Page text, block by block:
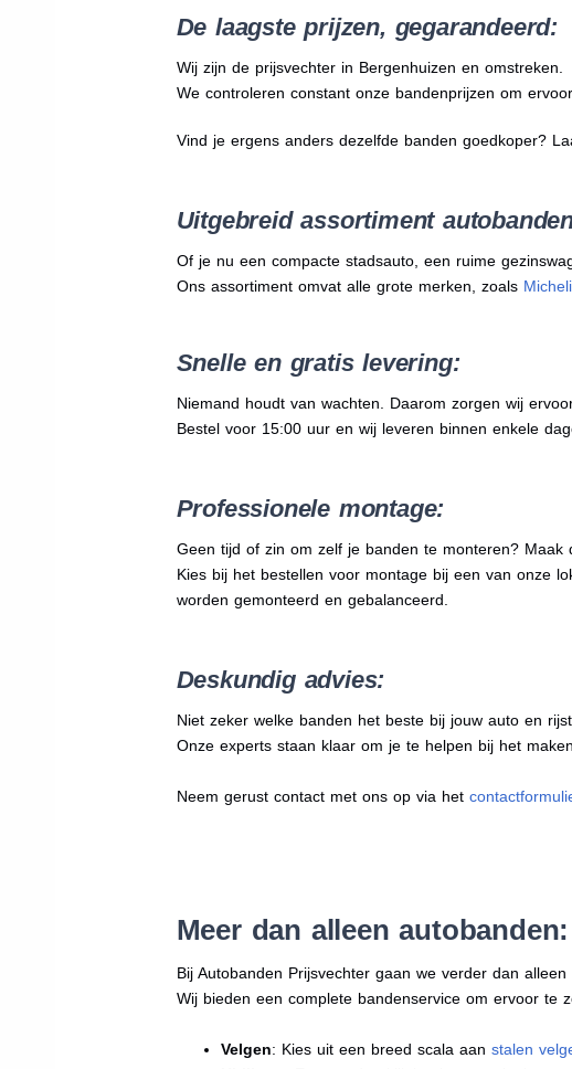
De laagste prijzen, gegarandeerd:
Wij zijn de prijsvechter in Bergenhuizen en omstreken.
We controleren constant onze bandenprijzen om
Vind je ergens anders dezelfde banden goedkoper?
Uitgebreid assortiment
Of je nu een compacte stadsauto, een ruime
Ons assortiment omvat alle grote merken, zoals
Snelle en gratis levering:
Niemand houdt van wachten. Daarom zorgen wij
Bestel voor 15:00 uur en wij leveren binnen enkele
Professionele montage:
Geen tijd of zin om zelf je banden te monteren? Maak
Kies bij het bestellen voor montage bij een van onze
worden gemonteerd en gebalanceerd.
Deskundig advies:
Niet zeker welke banden het beste bij jouw auto en
Onze experts staan klaar om je te helpen bij het
Neem gerust contact met ons op via het
Meer dan alleen
Bij Autobanden Prijsvechter gaan we verder dan
Wij bieden een complete bandenservice om ervoor te
Velgen: Kies uit een breed scala aan stalen